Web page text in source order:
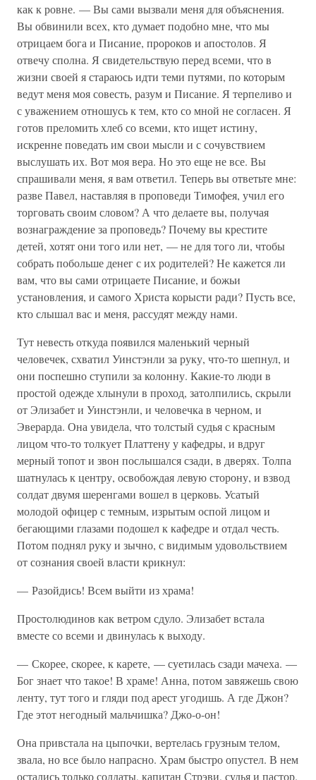
как к ровне. — Вы сами вызвали меня для объяснения.
Вы обвинили всех, кто думает подобно мне, что мы
отрицаем бога и Писание, пророков и апостолов. Я
отвечу сполна. Я свидетельствую перед всеми, что в
жизни своей я стараюсь идти теми путями, по которым
ведут меня моя совесть, разум и Писание. Я терпеливо и
с уважением отношусь к тем, кто со мной не согласен. Я
готов преломить хлеб со всеми, кто ищет истину,
искренне поведать им свои мысли и с сочувствием
выслушать их. Вот моя вера. Но это еще не все. Вы
спрашивали меня, я вам ответил. Теперь вы ответьте мне:
разве Павел, наставляя в проповеди Тимофея, учил его
торговать своим словом? А что делаете вы, получая
вознаграждение за проповедь? Почему вы крестите
детей, хотят они того или нет, — не для того ли, чтобы
собрать побольше денег с их родителей? Не кажется ли
вам, что вы сами отрицаете Писание, и божьи
установления, и самого Христа корысти ради? Пусть все,
кто слышал вас и меня, рассудят между нами.
Тут невесть откуда появился маленький черный
человечек, схватил Уинстэнли за руку, что-то шепнул, и
они поспешно ступили за колонну. Какие-то люди в
простой одежде хлынули в проход, затолпились, скрыли
от Элизабет и Уинстэнли, и человечка в черном, и
Эверарда. Она увидела, что толстый судья с красным
лицом что-то толкует Платтену у кафедры, и вдруг
мерный топот и звон послышался сзади, в дверях. Толпа
шатнулась к центру, освобождая левую сторону, и взвод
солдат двумя шеренгами вошел в церковь. Усатый
молодой офицер с темным, изрытым оспой лицом и
бегающими глазами подошел к кафедре и отдал честь.
Потом поднял руку и зычно, с видимым удовольствием
от сознания своей власти крикнул:
— Разойдись! Всем выйти из храма!
Простолюдинов как ветром сдуло. Элизабет встала
вместе со всеми и двинулась к выходу.
— Скорее, скорее, к карете, — суетилась сзади мачеха. —
Бог знает что такое! В храме! Анна, потом завяжешь свою
ленту, тут того и гляди под арест угодишь. А где Джон?
Где этот негодный мальчишка? Джо-о-он!
Она привстала на цыпочки, вертелась грузным телом,
звала, но все было напрасно. Храм быстро опустел. В нем
остались только солдаты, капитан Стрэви, судья и пастор.